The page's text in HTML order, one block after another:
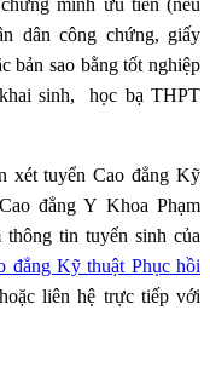
minh ưu tiên (nếu
dân công chứng, giấy
bản sao bằng tốt nghiệp
sinh, học bạ THPT
xét tuyển Cao đẳng Kỹ
đẳng Y Khoa Phạm
tin tuyển sinh của
đẳng Kỹ thuật Phục hồi
liên hệ trực tiếp với